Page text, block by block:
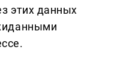
этих данных